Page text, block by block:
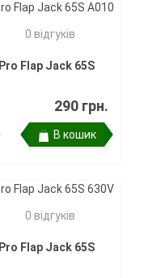
0 відгуків
Flap Jack 65S
290 грн.
В кошик
0 відгуків
Flap Jack 65S